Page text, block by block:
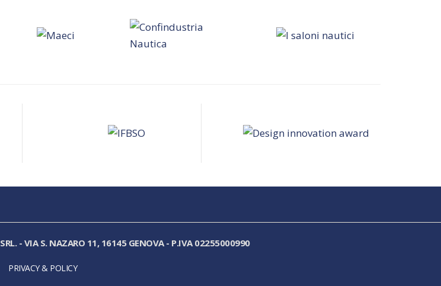
- VIA S. NAZARO 11, 16145 GENOVA- P.IVA 02255000990
PRIVACY & POLICY